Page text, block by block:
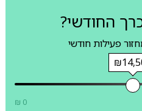
החודשי?
פעילות חודשי
₪ 0